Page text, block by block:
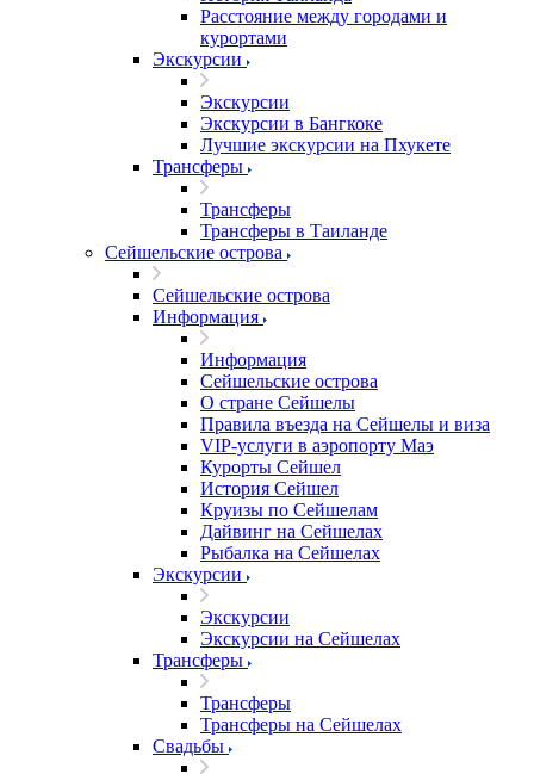
Расстояние между городами и
курортами
Экскурсии
Экскурсии
Экскурсии в Бангкоке
Лучшие экскурсии на Пхукете
Трансферы
Трансферы
Трансферы в Таиланде
Сейшельские острова
Сейшельские острова
Информация
Информация
Сейшельские острова
О стране Сейшелы
Правила въезда на Сейшелы и виза
VIP-услуги в аэропорту Маэ
Курорты Сейшел
История Сейшел
Круизы по Сейшелам
Дайвинг на Сейшелах
Рыбалка на Сейшелах
Экскурсии
Экскурсии
Экскурсии на Сейшелах
Трансферы
Трансферы
Трансферы на Сейшелах
Свадьбы